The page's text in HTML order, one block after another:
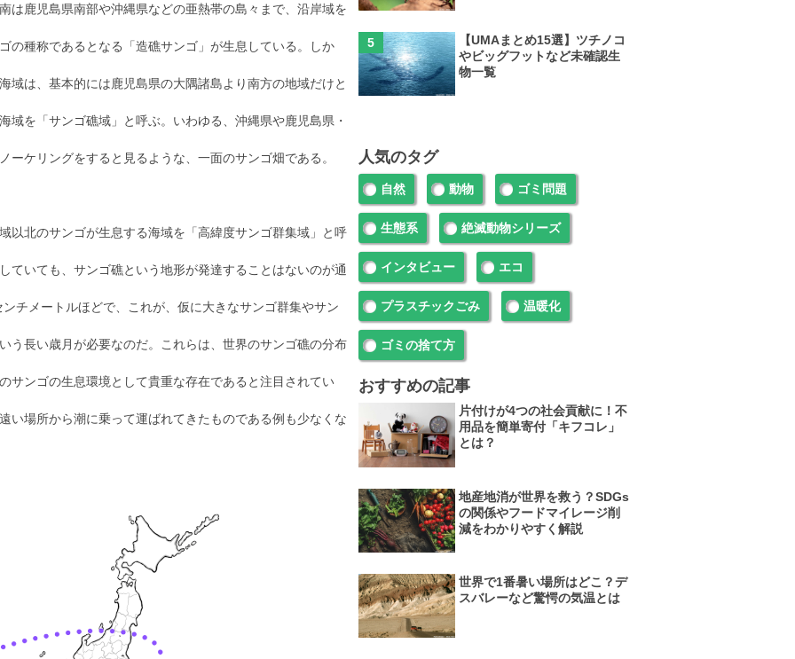
は鹿児島県南部や沖縄県などの亜熱帯の島々まで、沿岸域を
の種称であるとなる「造礁サンゴ」が生息している。しか
域は、基本的には鹿児島県の大隅諸島より南方の地域だけと
域を「サンゴ礁域」と呼ぶ。いわゆる、沖縄県や鹿児島県・
ーケリングをすると見るような、一面のサンゴ畑である。
以北のサンゴが生息する海域を「高緯度サンゴ群集域」と呼
ていても、サンゴ礁という地形が発達することはないのが通
チメートルほどで、これが、仮に大きなサンゴ群集やサン
う長い歳月が必要なのだ。これらは、世界のサンゴ礁の分布
サンゴの生息環境として貴重な存在であると注目されてい
い場所から潮に乗って運ばれてきたものである例も少なくな
【UMAまとめ15選】ツチノコ
やビッグフットなど未確認生
物一覧
人気のタグ
自然 動物 ゴミ問題
生態系 絶滅動物シリーズ
インタビュー エコ
プラスチックごみ 温暖化
ゴミの捨て方
おすすめの記事
片付けが4つの社会貢献に！不
用品を簡単寄付「キフコレ」
とは？
地産地消が世界を救う？SDGs
の関係やフードマイレージ削
減をわかりやすく解説
世界で1番暑い場所はどこ？デ
スバレーなど驚愕の気温とは